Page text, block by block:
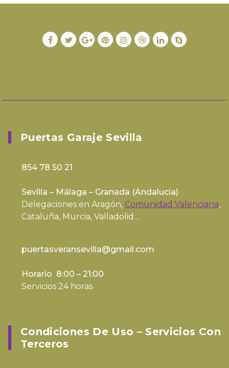
Puertas Garaje Sevilla
854 78 50 21
Sevilla – Málaga – Granada (Andalucía)
Delegaciones en Aragón, Comunidad Valenciana,
Cataluña, Murcia, Valladolid…
puertasveransevilla@gmail.com
Horario 8:00 – 21:00
Servicios 24 horas
Condiciones De Uso – Servicios Con
Terceros